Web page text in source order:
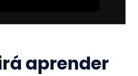
aprender